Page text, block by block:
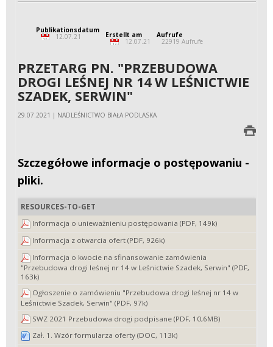
Publikationsdatum
12.07.21 Erstellt am
12.07.21
Aufrufe
22919 Aufrufe
PRZETARG PN. "PRZEBUDOWA
DROGI LEŚNEJ NR 14 W LEŚNICTWIE
SZADEK, SERWIN"
29.07.2021 | NADLEŚNICTWO BIAŁA PODLASKA
Szczegółowe informacje o postępowaniu -
pliki.
RESOURCES-TO-GET
Informacja o unieważnieniu postępowania (PDF, 149k)
Informacja z otwarcia ofert (PDF, 926k)
Informacja o kwocie na sfinansowanie zamówienia
"Przebudowa drogi leśnej nr 14 w Leśnictwie Szadek, Serwin" (PDF,
163k)
Ogłoszenie o zamówieniu "Przebudowa drogi leśnej nr 14 w
Leśnictwie Szadek, Serwin" (PDF, 97k)
SWZ 2021 Przebudowa drogi podpisane (PDF, 10,6MB)
Zał. 1. Wzór formularza oferty (DOC, 113k)